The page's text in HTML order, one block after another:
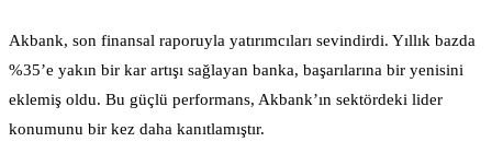
Akbank, son finansal raporuyla yatırımcıları sevindirdi. Yıllık bazda
%35’e yakın bir kar artışı sağlayan banka, başarılarına bir yenisini
eklemiş oldu. Bu güçlü performans, Akbank’ın sektördeki lider
konumunu bir kez daha kanıtlamıştır.